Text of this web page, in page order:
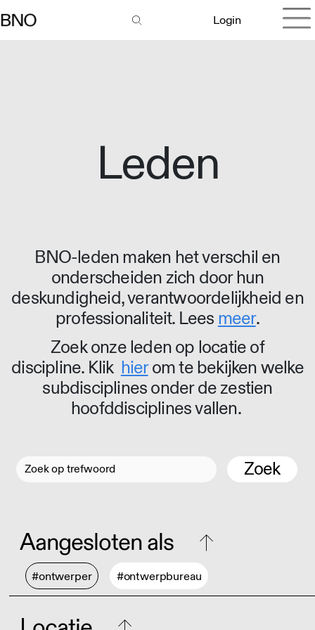
Login
Leden
BNO-leden maken het verschil en
onderscheiden zich door hun
deskundigheid, verantwoordelijkheid en
professionaliteit. Lees meer.
Zoek onze leden op locatie of
discipline. Klik hierom te bekijken welke
subdisciplines onder de zestien
hoofddisciplines vallen.
Zoek
Aangesloten als
#ontwerper #ontwerpbureau